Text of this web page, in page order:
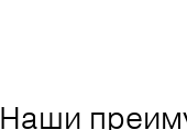
Наши